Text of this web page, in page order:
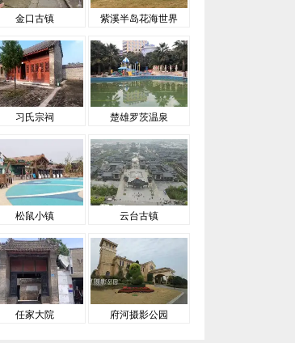
金口古镇 紫溪半岛花海世界
习氏宗祠 楚雄罗茨温泉
松鼠小镇 云台古镇
任家大院 府河摄影公园